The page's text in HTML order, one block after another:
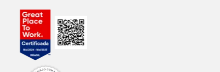
alimentação. A proporção recomendada na dieta é de 80%
feno, 10% de ração e 10% de vegetais e legumes.
Como os porquinhos são animais herbívoros, eles precisam
de grandes quantidades de fibras. E, para isso, o feno é um
excelente parceiro!